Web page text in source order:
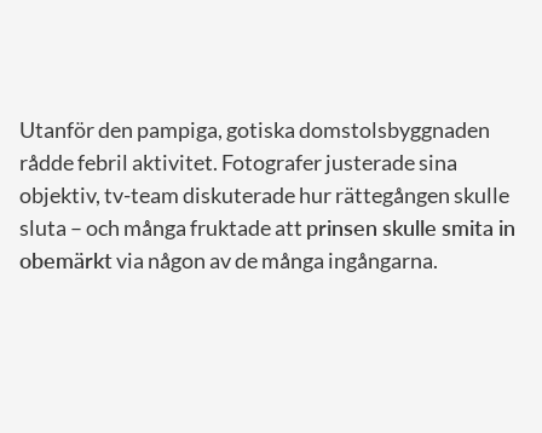
Utanför den pampiga, gotiska domstolsbyggnaden
rådde febril aktivitet. Fotografer justerade sina
objektiv, tv-team diskuterade hur rättegången skulle
sluta – och många fruktade att prinsen skulle smita in
obemärktvia någon av de många ingångarna.